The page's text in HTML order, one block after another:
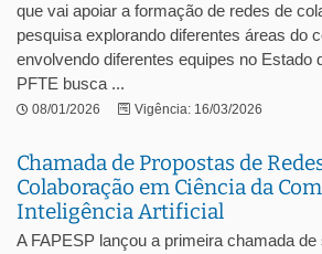
que vai apoiar a formação de redes de
pesquisa explorando diferentes áreas do
envolvendo diferentes equipes no Estado
PFTE busca ...
08/01/2026 Vigência: 16/03/2026
Chamada de Propostas de
Colaboração em Ciência da
Inteligência Artificial
A FAPESP lançou a primeira chamada